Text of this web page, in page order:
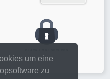
um eine
zu